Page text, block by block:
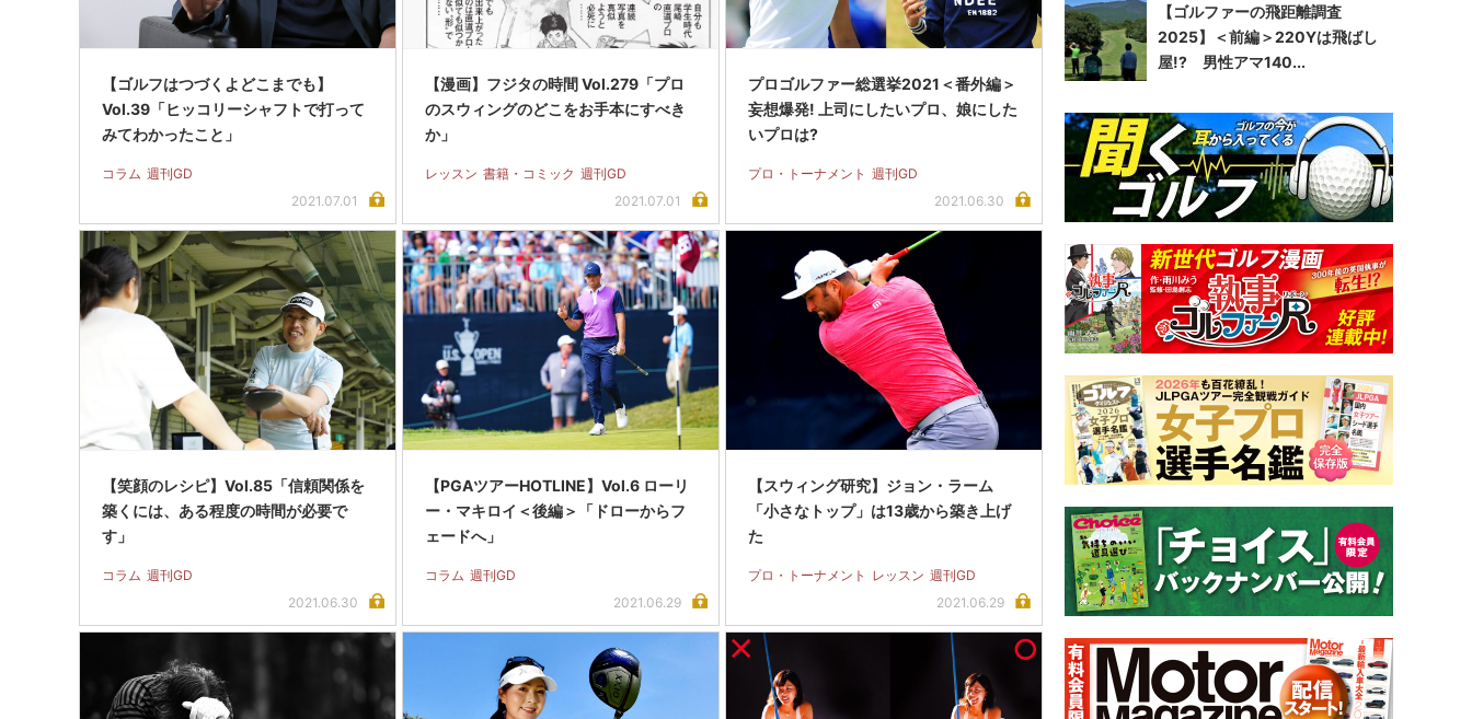
【ゴルフはつづくよどこまでも】
Vol.39「ヒッコリーシャフトで打って
みてわかったこと」
コラム 週刊GD
2021.07.01
【漫画】フジタの時間 Vol.279「プロ
のスウィングのどこをお手本にすべき
か」
レッスン 書籍・コミック 週刊GD
2021.07.01
プロゴルファー総選挙2021＜番外編＞
妄想爆発! 上司にしたいプロ、娘にした
いプロは?
プロ・トーナメント 週刊GD
2021.06.30
【笑顔のレシピ】Vol.85「信頼関係を
築くには、ある程度の時間が必要で
す」
コラム 週刊GD
2021.06.30
【PGAツアーHOTLINE】Vol.6 ローリ
ー・マキロイ＜後編＞「ドローからフ
ェードへ」
コラム 週刊GD
2021.06.29
【スウィング研究】ジョン・ラーム
「小さなトップ」は13歳から築き上げ
た
プロ・トーナメント レッスン 週刊GD
2021.06.29
【ゴルファーの飛距離調査
2025】＜前編＞220Yは飛ばし
屋!? 男性アマ140...